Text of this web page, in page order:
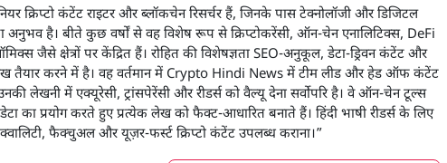
क्रिप्टो कंटेंट राइटर और ब्लॉकचेन रिसर्चर हैं, जिनके पास टेक्नोलॉजी और डिजिटल
अनुभव है। बीते कुछ वर्षों से वह विशेष रूप से क्रिप्टोकरेंसी, ऑन-चेन एनालिटिक्स, DeFi
जैसे क्षेत्रों पर केंद्रित हैं। रोहित की विशेषज्ञता SEO-अनुकूल, डेटा-ड्रिवन कंटेंट और
लेख तैयार करने में है। वह वर्तमान में Crypto Hindi News में टीम लीड और हेड ऑफ कंटेंट
लेखनी में एक्यूरेसी, ट्रांसपेरेंसी और रीडर्स को वैल्यू देना सर्वोपरि है। वे ऑन-चेन टूल्स
का प्रयोग करते हुए प्रत्येक लेख को फैक्ट-आधारित बनाते हैं। हिंदी भाषी रीडर्स के लिए
फैक्चुअल और यूज़र-फर्स्ट क्रिप्टो कंटेंट उपलब्ध कराना।”